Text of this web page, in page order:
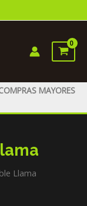
MAYORES
Llama